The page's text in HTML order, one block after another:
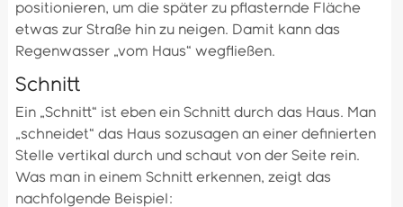
positionieren, um die später zu pflasternde Fläche
etwas zur Straße hin zu neigen. Damit kann das
Regenwasser „vom Haus“ wegfließen.
Schnitt
Ein „Schnitt“ ist eben ein Schnitt durch das Haus. Man
„schneidet“ das Haus sozusagen an einer definierten
Stelle vertikal durch und schaut von der Seite rein.
Was man in einem Schnitt erkennen, zeigt das
nachfolgende Beispiel: